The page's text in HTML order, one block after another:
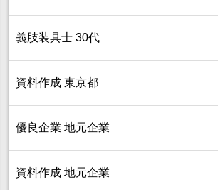
義肢装具士 30代
資料作成 東京都
優良企業 地元企業
資料作成 地元企業